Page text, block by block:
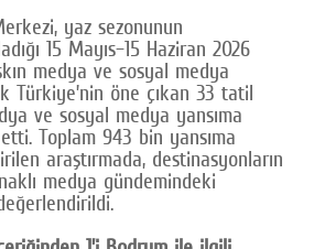
yaz sezonunun
15 Mayıs–15 Haziran 2026
medya ve sosyal medya
Türkiye’nin öne çıkan 33 tatil
ve sosyal medya yansıma
Toplam 943 bin yansıma
araştırmada, destinasyonların
medya gündemindeki